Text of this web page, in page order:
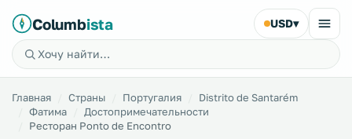
Columbista USD▾
Главная Страны Португалия
Distrito de Santarém
Фатима
Достопримечательности
Ресторан Ponto de Encontro